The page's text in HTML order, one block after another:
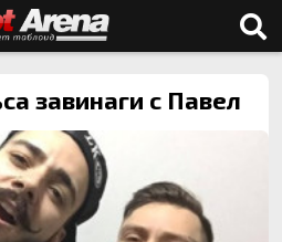
завинаги с Павел